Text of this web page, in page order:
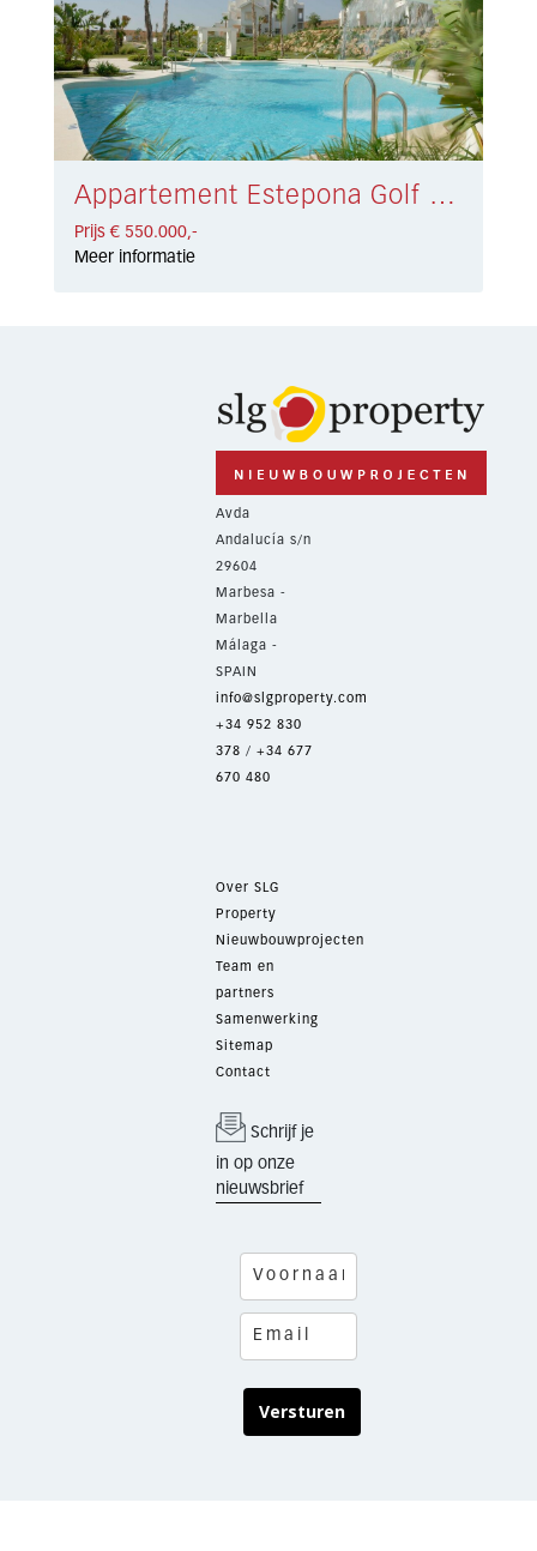
Appartement Estepona Golf € 550.000,-
Prijs € 550.000,-
Meer informatie
Avda
Andalucía s/n
29604
Marbesa -
Marbella
Málaga -
SPAIN
info@slgproperty.com
+34 952 830
378 / +34 677
670 480
Over SLG
Property
Nieuwbouwprojecten
Team en
partners
Samenwerking
Sitemap
Contact
Schrijf je
in op onze
nieuwsbrief
Versturen